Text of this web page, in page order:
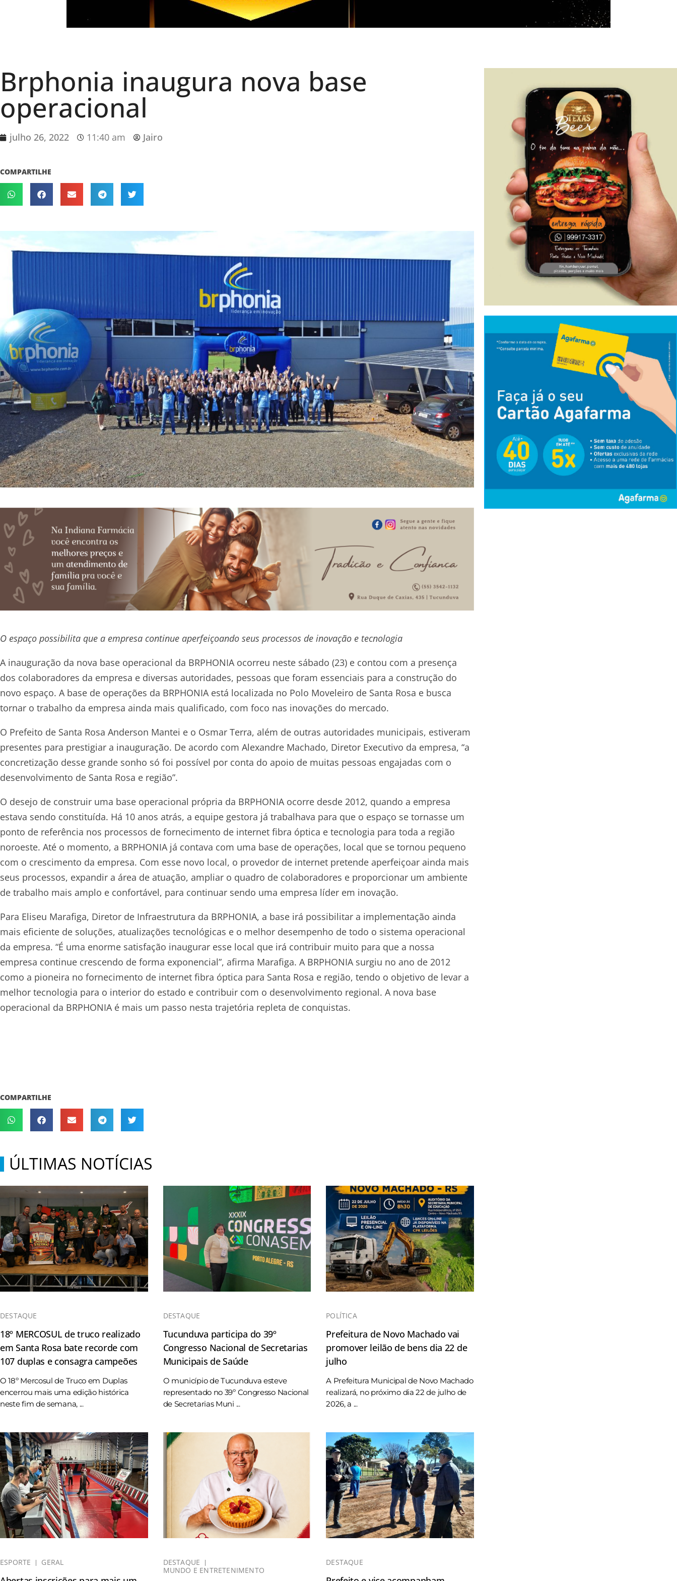
Brphonia inaugura nova base
operacional
julho 26, 2022 11:40 am Jairo
COMPARTILHE
O espaço possibilita que a empresa continue aperfeiçoando seus processos de inovação e tecnologia
A inauguração da nova base operacional da BRPHONIA ocorreu neste sábado (23) e contou com a presença
dos colaboradores da empresa e diversas autoridades, pessoas que foram essenciais para a construção do
novo espaço. A base de operações da BRPHONIA está localizada no Polo Moveleiro de Santa Rosa e busca
tornar o trabalho da empresa ainda mais qualificado, com foco nas inovações do mercado.
O Prefeito de Santa Rosa Anderson Mantei e o Osmar Terra, além de outras autoridades municipais, estiveram
presentes para prestigiar a inauguração. De acordo com Alexandre Machado, Diretor Executivo da empresa, “a
concretização desse grande sonho só foi possível por conta do apoio de muitas pessoas engajadas com o
desenvolvimento de Santa Rosa e região”.
O desejo de construir uma base operacional própria da BRPHONIA ocorre desde 2012, quando a empresa
estava sendo constituída. Há 10 anos atrás, a equipe gestora já trabalhava para que o espaço se tornasse um
ponto de referência nos processos de fornecimento de internet fibra óptica e tecnologia para toda a região
noroeste. Até o momento, a BRPHONIA já contava com uma base de operações, local que se tornou pequeno
com o crescimento da empresa. Com esse novo local, o provedor de internet pretende aperfeiçoar ainda mais
seus processos, expandir a área de atuação, ampliar o quadro de colaboradores e proporcionar um ambiente
de trabalho mais amplo e confortável, para continuar sendo uma empresa líder em inovação.
Para Eliseu Marafiga, Diretor de Infraestrutura da BRPHONIA, a base irá possibilitar a implementação ainda
mais eficiente de soluções, atualizações tecnológicas e o melhor desempenho de todo o sistema operacional
da empresa. “É uma enorme satisfação inaugurar esse local que irá contribuir muito para que a nossa
empresa continue crescendo de forma exponencial”, afirma Marafiga. A BRPHONIA surgiu no ano de 2012
como a pioneira no fornecimento de internet fibra óptica para Santa Rosa e região, tendo o objetivo de levar a
melhor tecnologia para o interior do estado e contribuir com o desenvolvimento regional. A nova base
operacional da BRPHONIA é mais um passo nesta trajetória repleta de conquistas.
COMPARTILHE
ÚLTIMAS NOTÍCIAS
DESTAQUE
18º MERCOSUL de truco realizado
em Santa Rosa bate recorde com
107 duplas e consagra campeões
O 18º Mercosul de Truco em Duplas
encerrou mais uma edição histórica
neste fim de semana, ...
DESTAQUE
Tucunduva participa do 39º
Congresso Nacional de Secretarias
Municipais de Saúde
O município de Tucunduva esteve
representado no 39º Congresso Nacional
de Secretarias Muni ...
POLÍTICA
Prefeitura de Novo Machado vai
promover leilão de bens dia 22 de
julho
A Prefeitura Municipal de Novo Machado
realizará, no próximo dia 22 de julho de
2026, a ...
ESPORTE GERAL
DESTAQUE
MUNDO E ENTRETENIMENTO
DESTAQUE